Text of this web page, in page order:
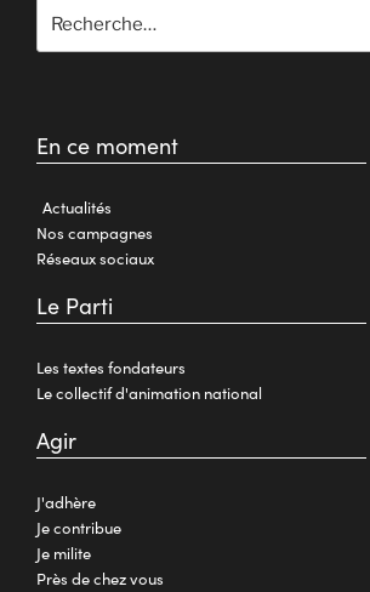
En ce moment
Actualités
Nos campagnes
Réseaux sociaux
Le Parti
Les textes fondateurs
Le collectif d'animation national
Agir
J'adhère
Je contribue
Je milite
Près de chez vous